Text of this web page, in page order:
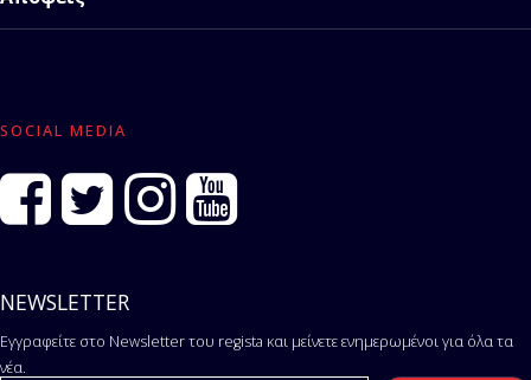
SOCIAL MEDIA
NEWSLETTER
Εγγραφείτε στο Newsletter του regista και μείνετε ενημερωμένοι για όλα τα
νέα.